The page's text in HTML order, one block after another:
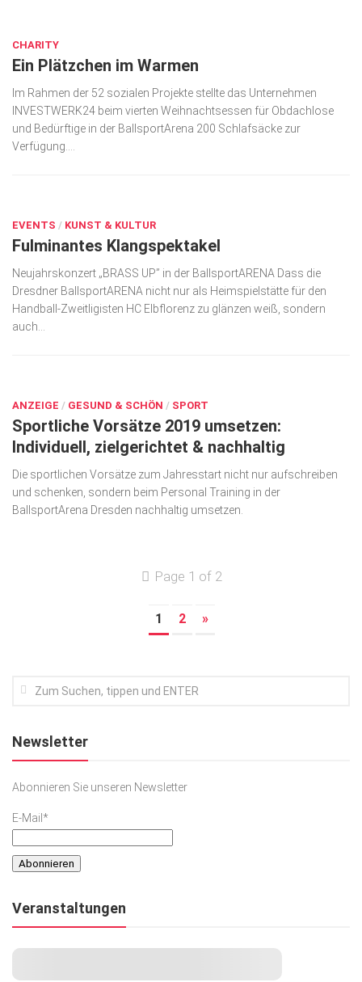
CHARITY
Ein Plätzchen im Warmen
Im Rahmen der 52 sozialen Projekte stellte das Unternehmen
INVESTWERK24 beim vierten Weihnachtsessen für Obdachlose
und Bedürftige in der BallsportArena 200 Schlafsäcke zur
Verfügung....
EVENTS / KUNST & KULTUR
Fulminantes Klangspektakel
Neujahrskonzert „BRASS UP” in der BallsportARENA Dass die
Dresdner BallsportARENA nicht nur als Heim­spielstätte für den
Handball-Zweitligisten HC Elbflorenz zu glänzen weiß, sondern
auch...
ANZEIGE / GESUND & SCHÖN / SPORT
Sportliche Vorsätze 2019 umsetzen:
Individuell, zielgerichtet & nachhaltig
Die sportlichen Vorsätze zum Jahresstart nicht nur aufschreiben
und schenken, sondern beim Personal Training in der
BallsportArena Dresden nachhaltig umsetzen.
Page 1 of 2
1 2 »
Newsletter
Abonnieren Sie unseren Newsletter
E-Mail*
Veranstaltungen